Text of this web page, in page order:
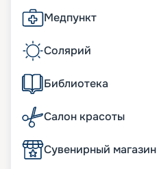
Медпункт
Солярий
Библиотека
Салон красоты
Сувенирный магазин